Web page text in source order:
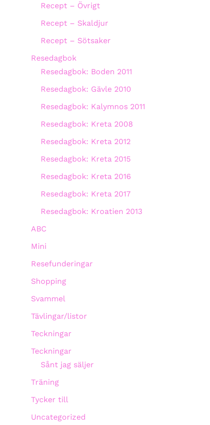
Recept – Övrigt
Recept – Skaldjur
Recept – Sötsaker
Resedagbok
Resedagbok: Boden 2011
Resedagbok: Gävle 2010
Resedagbok: Kalymnos 2011
Resedagbok: Kreta 2008
Resedagbok: Kreta 2012
Resedagbok: Kreta 2015
Resedagbok: Kreta 2016
Resedagbok: Kreta 2017
Resedagbok: Kroatien 2013
ABC
Mini
Resefunderingar
Shopping
Svammel
Tävlingar/listor
Teckningar
Teckningar
Sånt jag säljer
Träning
Tycker till
Uncategorized